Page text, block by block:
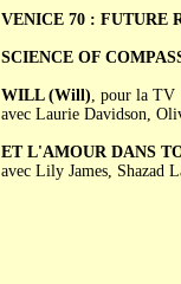
VENICE 70 : FUTURE
SCIENCE OF
WILL (Will), pour la TV
avec Laurie Davidson,
ET L'AMOUR DANS
avec Lily James, Shazad